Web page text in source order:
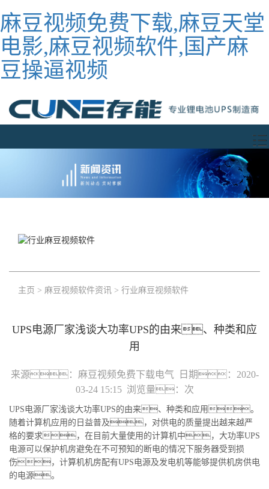
麻豆视频免费下载,麻豆天堂
电影,麻豆视频软件,国产麻
豆操逼视频
主页 > 麻豆视频软件资讯 > 行业麻豆视频软件
UPS电源厂家浅谈大功率UPS的由来、种类和应
用
来源： 麻豆视频免费下载电气 日期： 2020-
03-24 15:15浏览量： 次
UPS电源厂家浅谈大功率UPS的由来、种类和应用。
随着计算机应用的日益普及，对供电的质量提出越来越严
格的要求，在目前大量使用的计算机中，大功率UPS
电源可以保护机房避免在不可预知的断电的情况下服务器受到损
伤，计算机机房配有UPS电源及发电机等能够提供机房供电
的电源。